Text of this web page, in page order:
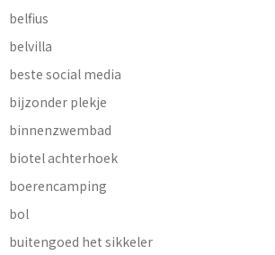
belfius
belvilla
beste social media
bijzonder plekje
binnenzwembad
biotel achterhoek
boerencamping
bol
buitengoed het sikkeler